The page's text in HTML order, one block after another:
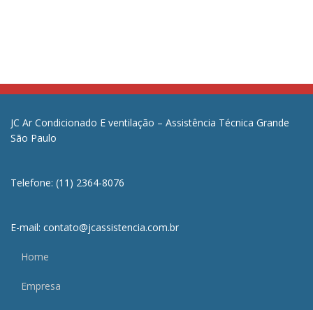
JC Ar Condicionado E ventilação – Assistência Técnica Grande
São Paulo
Telefone: (11) 2364-8076
E-mail: contato@jcassistencia.com.br
Home
Empresa